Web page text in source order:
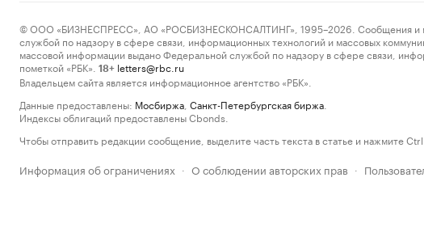
© ООО «БИЗНЕСПРЕСС», АО «РОСБИЗНЕСКОНСАЛТИНГ», 1995–2026. Сообщения и
службой по надзору в сфере связи, информационных технологий и массовых
массовой информации выдано Федеральной службой по надзору в сфере связи,
пометкой «РБК».
18+ letters@rbc.ru
Владельцем сайта является информационное агентство «РБК».
Данные предоставлены: Мосбиржа Санкт-Петербургская биржа
Индексы облигаций предоставлены Cbonds.
Чтобы отправить редакции сообщение, выделите часть текста в статье и нажмите
Информация об ограничениях · О соблюдении авторских прав ·